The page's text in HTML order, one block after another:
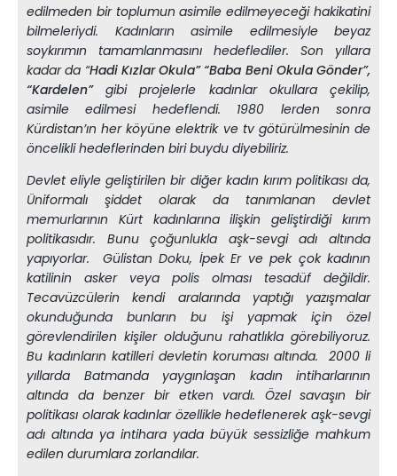
edilmeden bir toplumun asimile edilmeyeceği hakikatini
bilmeleriydi. Kadınların asimile edilmesiyle beyaz
soykırımın tamamlanmasını hedeflediler. Son yıllara
kadar da “Hadi Kızlar Okula” “Baba Beni Okula Gönder”,
“Kardelen”gibi projelerle kadınlar okullara çekilip,
asimile edilmesi hedeflendi. 1980 lerden sonra
Kürdistan’ın her köyüne elektrik ve tv götürülmesinin de
öncelikli hedeflerinden biri buydu diyebiliriz.
Devlet eliyle geliştirilen bir diğer kadın kırım politikası da,
Üniformalı şiddet olarak da tanımlanan devlet
memurlarının Kürt kadınlarına ilişkin geliştirdiği kırım
politikasıdır. Bunu çoğunlukla aşk-sevgi adı altında
yapıyorlar. Gülistan Doku, İpek Er ve pek çok kadının
katilinin asker veya polis olması tesadüf değildir.
Tecavüzcülerin kendi aralarında yaptığı yazışmalar
okunduğunda bunların bu işi yapmak için özel
görevlendirilen kişiler olduğunu rahatlıkla görebiliyoruz.
Bu kadınların katilleri devletin koruması altında. 2000 li
yıllarda Batmanda yaygınlaşan kadın intiharlarının
altında da benzer bir etken vardı. Özel savaşın bir
politikası olarak kadınlar özellikle hedeflenerek aşk-sevgi
adı altında ya intihara yada büyük sessizliğe mahkum
edilen durumlara zorlandılar.